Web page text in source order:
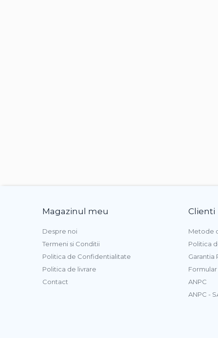
Magazinul meu
Despre noi
Termeni si Conditii
Politica de Confidentialitate
Politica de livrare
Contact
Clienti
Metode
Politica
Garantia
ANPC
ANPC -